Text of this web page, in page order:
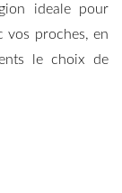
ideale pour
vos proches, en
le choix de